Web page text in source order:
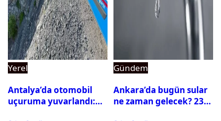
Yerel
Antalya’da otomobil
uçuruma yuvarlandı:
Gündem
Ankara’da bugün sular
ne zaman gelecek? 23